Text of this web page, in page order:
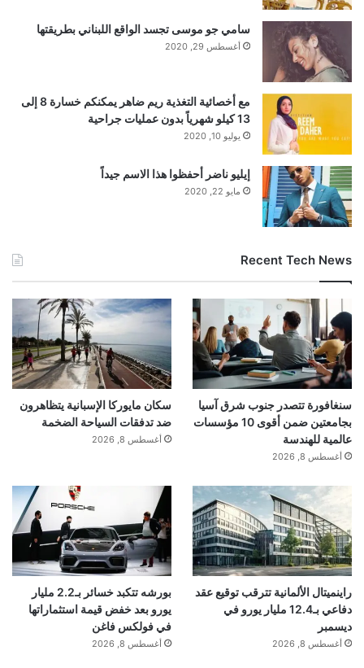
سامي جو موسى تجسد الواقع اللبناني بطريقتها
أغسطس 29, 2020
مع أخصائية التغذية ريم ضاهر يمكنكم خسارة 8 إلى
13 كيلو شهرياً بدون عمليات جراحية
يوليو 10, 2020
إيليو ناضر أحفظوا هذا الاسم جيداً
مايو 22, 2020
Recent Tech News
سنغافورة تتصدر جنوب شرق آسيا
بجامعتين ضمن أقوى 10 مؤسسات
عالمية للهندسة
أغسطس 8, 2026
سكان مايوركا الإسبانية يتظاهرون
ضد تدفقات السياحة الضخمة
أغسطس 8, 2026
راينميتال الألمانية تترقب توقيع عقد
دفاعي بـ12.4 مليار يورو في
ديسمبر
أغسطس 8, 2026
بورشه تتكبد خسائر بـ2.2 مليار
يورو بعد خفض قيمة استثماراتها
في فولكس فاغن
أغسطس 8, 2026